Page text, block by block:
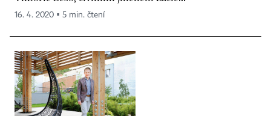
16. 4. 2020 ▪ 5 min. čtení